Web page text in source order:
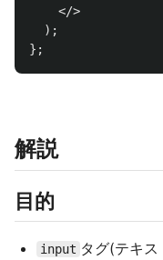
</>
);
};
解説
目的
input タグ(テキス